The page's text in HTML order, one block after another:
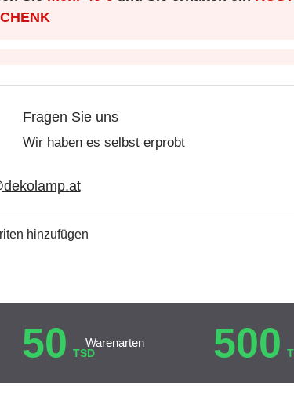
Fragen Sie uns
Wir haben es selbst erprobt
hinzufügen
50 TSD
Warenarten 500